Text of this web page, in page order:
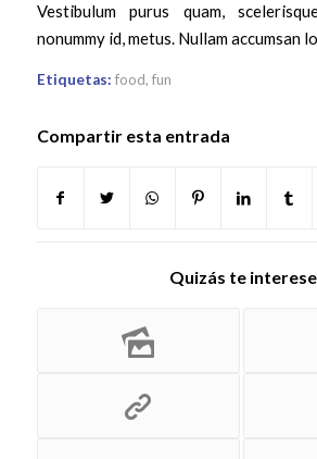
Vestibulum purus quam,
nonummy id, metus. Nullam accumsan
Etiquetas: food, fun
Compartir esta entrada
Quizás te interese